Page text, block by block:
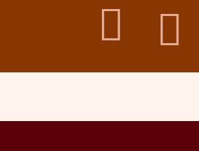
 